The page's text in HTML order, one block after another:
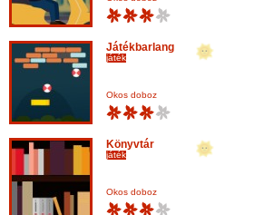
Játékbarlang
játék
Okos doboz
Könyvtár
játék
Okos doboz